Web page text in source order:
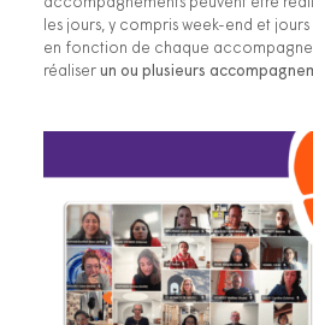
les jours, y compris week-end et
en fonction de chaque
réaliser un ou plusieurs